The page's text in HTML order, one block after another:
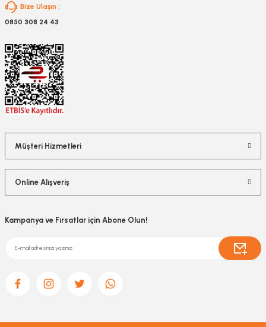
Bize Ulaşın :
0850 308 24 43
Müşteri Hizmetleri
Online Alışveriş
Kampanya ve Fırsatlar için Abone Olun!